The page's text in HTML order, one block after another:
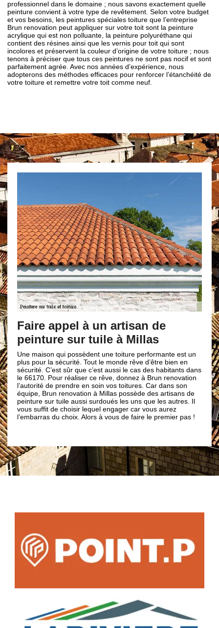
professionnel dans le domaine ; nous savons exactement quelle
peinture convient à votre type de revêtement. Selon votre budget
et vos besoins, les peintures spéciales toiture que l’entreprise
Brun renovation peut appliquer sur votre toit sont la peinture
acrylique qui est non polluante, la peinture polyuréthane qui
contient des résines ainsi que les vernis pour toit qui sont
incolores et préservent la couleur d’origine de votre toiture ; nous
tenons à préciser que tous ces peintures ne sont pas nocif et sont
parfaitement agrée. Avec nos années d’expérience, nous
adopterons des méthodes efficaces pour renforcer l’étanchéité de
votre toiture et remettre votre toit comme neuf.
à un artisan de
sur tuile à Millas
possèdent une toiture performante est un
Tout le monde rêve d’être bien en
sûr que c’est aussi le cas des habitants dans
réaliser ce rêve, donnez à Brun renovation
prendre en soin vos toitures. Car dans son
renovation à Millas possède des artisans de
aussi surdoués les uns que les autres. Il
choisir lequel engager car vous aurez
choix. Alors à vous de faire le premier pas !
Entamer
en peinture
Le fait de peindre
étanchéité mais avant
faut d’abord faire une
est important pour le
confier à une
renovation à Millas.
Brun renovation ne
totalement gratuit. De
le meilleur du 66170
faites confiance à